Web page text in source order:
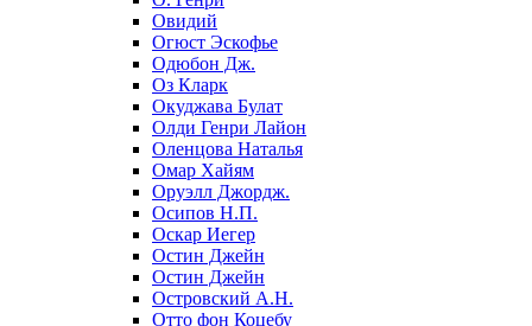
Овидий
Огюст Эскофье
Одюбон Дж.
Оз Кларк
Окуджава Булат
Олди Генри Лайон
Оленцова Наталья
Омар Хайям
Оруэлл Джордж.
Осипов Н.П.
Оскар Иегер
Остин Джейн
Остин Джейн
Островский А.Н.
Отто фон Коцебу